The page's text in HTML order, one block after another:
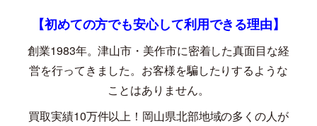
【初めての方でも安心して利用できる理由】
創業1983年。津山市・美作市に密着した真面目な経
営を行ってきました。お客様を騙したりするような
ことはありません。
買取実績10万件以上！岡山県北部地域の多くの人が